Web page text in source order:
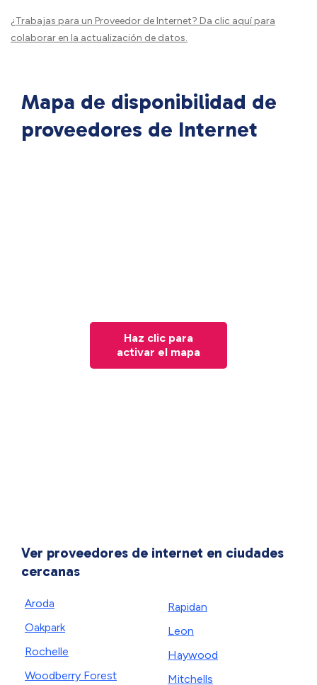
¿Trabajas para un Proveedor de Internet? Da clic aquípara
colaborar en la actualización de datos.
Mapa de disponibilidad de
proveedores de Internet
Haz clic para
activar el mapa
Ver proveedores de internet en ciudades
cercanas
Aroda
Oakpark
Rochelle
Woodberry Forest
Rapidan
Leon
Haywood
Mitchells